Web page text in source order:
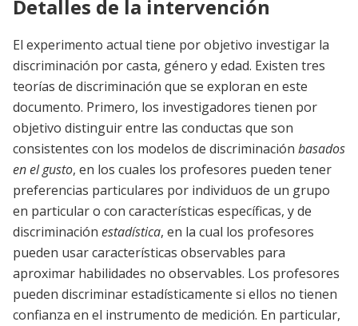
Detalles de la intervención
El experimento actual tiene por objetivo investigar la
discriminación por casta, género y edad. Existen tres
teorías de discriminación que se exploran en este
documento. Primero, los investigadores tienen por
objetivo distinguir entre las conductas que son
consistentes con los modelos de discriminación basados
en el gusto, en los cuales los profesores pueden tener
preferencias particulares por individuos de un grupo
en particular o con características específicas, y de
discriminación estadística, en la cual los profesores
pueden usar características observables para
aproximar habilidades no observables. Los profesores
pueden discriminar estadísticamente si ellos no tienen
confianza en el instrumento de medición. En particular,